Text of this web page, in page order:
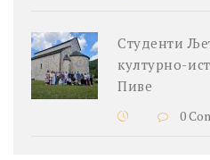
Студенти
културно-
Пиве
0